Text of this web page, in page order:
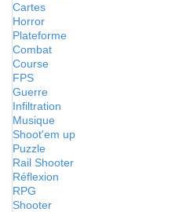
Cartes
Horror
Plateforme
Combat
Course
FPS
Guerre
Infiltration
Musique
Shoot'em up
Puzzle
Rail Shooter
Réflexion
RPG
Shooter